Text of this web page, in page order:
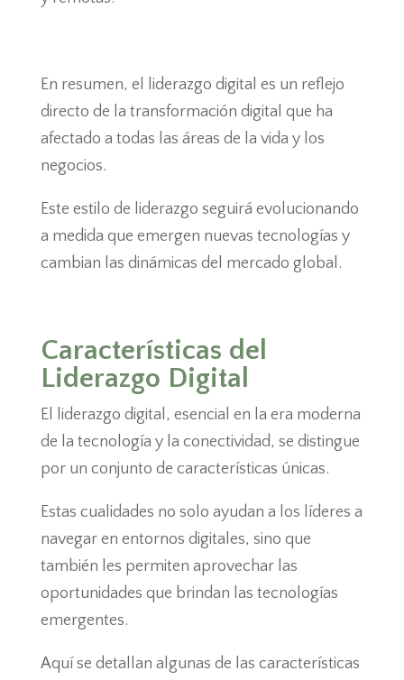
En resumen, el liderazgo digital es un reflejo
directo de la transformación digital que ha
afectado a todas las áreas de la vida y los
negocios.
Este estilo de liderazgo seguirá evolucionando
a medida que emergen nuevas tecnologías y
cambian las dinámicas del mercado global.
Características del
Liderazgo Digital
El liderazgo digital, esencial en la era moderna
de la tecnología y la conectividad, se distingue
por un conjunto de características únicas.
Estas cualidades no solo ayudan a los líderes a
navegar en entornos digitales, sino que
también les permiten aprovechar las
oportunidades que brindan las tecnologías
emergentes.
Aquí se detallan algunas de las características